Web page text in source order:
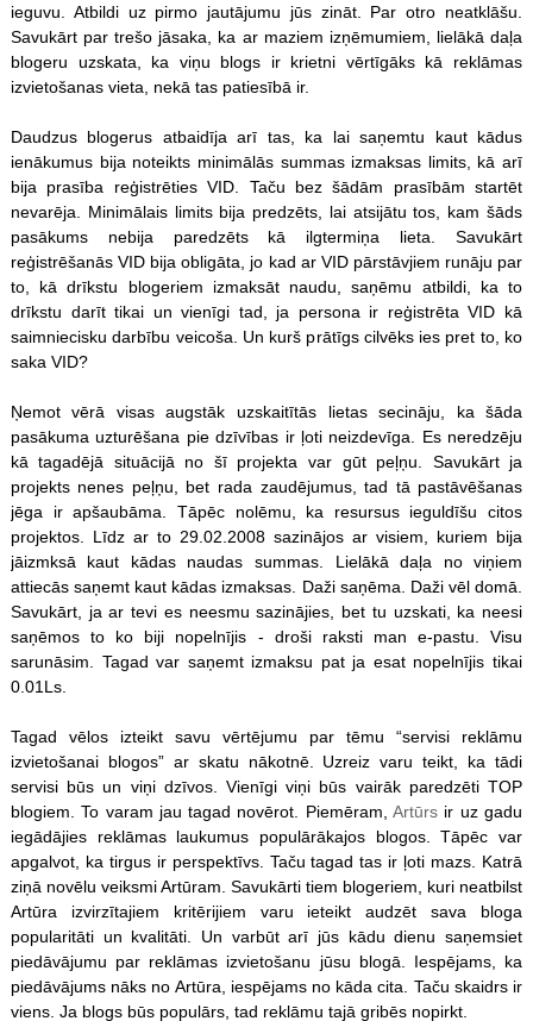
ieguvu. Atbildi uz pirmo jautājumu jūs zināt. Par otro neatklāšu.
Savukārt par trešo jāsaka, ka ar maziem izņēmumiem, lielākā daļa
blogeru uzskata, ka viņu blogs ir krietni vērtīgāks kā reklāmas
izvietošanas vieta, nekā tas patiesībā ir.
Daudzus blogerus atbaidīja arī tas, ka lai saņemtu kaut kādus
ienākumus bija noteikts minimālās summas izmaksas limits, kā arī
bija prasība reģistrēties VID. Taču bez šādām prasībām startēt
nevarēja. Minimālais limits bija predzēts, lai atsijātu tos, kam šāds
pasākums nebija paredzēts kā ilgtermiņa lieta. Savukārt
reģistrēšanās VID bija obligāta, jo kad ar VID pārstāvjiem runāju par
to, kā drīkstu blogeriem izmaksāt naudu, saņēmu atbildi, ka to
drīkstu darīt tikai un vienīgi tad, ja persona ir reģistrēta VID kā
saimniecisku darbību veicoša. Un kurš prātīgs cilvēks ies pret to, ko
saka VID?
Ņemot vērā visas augstāk uzskaitītās lietas secināju, ka šāda
pasākuma uzturēšana pie dzīvības ir ļoti neizdevīga. Es neredzēju
kā tagadējā situācijā no šī projekta var gūt peļņu. Savukārt ja
projekts nenes peļņu, bet rada zaudējumus, tad tā pastāvēšanas
jēga ir apšaubāma. Tāpēc nolēmu, ka resursus ieguldīšu citos
projektos. Līdz ar to 29.02.2008 sazinājos ar visiem, kuriem bija
jāizmksā kaut kādas naudas summas. Lielākā daļa no viņiem
attiecās saņemt kaut kādas izmaksas. Daži saņēma. Daži vēl domā.
Savukārt, ja ar tevi es neesmu sazinājies, bet tu uzskati, ka neesi
saņēmos to ko biji nopelnījis - droši raksti man e-pastu. Visu
sarunāsim. Tagad var saņemt izmaksu pat ja esat nopelnījis tikai
0.01Ls.
Tagad vēlos izteikt savu vērtējumu par tēmu “servisi reklāmu
izvietošanai blogos” ar skatu nākotnē. Uzreiz varu teikt, ka tādi
servisi būs un viņi dzīvos. Vienīgi viņi būs vairāk paredzēti TOP
blogiem. To varam jau tagad novērot. Piemēram,Artūrs ir uz gadu
iegādājies reklāmas laukumus populārākajos blogos. Tāpēc var
apgalvot, ka tirgus ir perspektīvs. Taču tagad tas ir ļoti mazs. Katrā
ziņā novēlu veiksmi Artūram. Savukārti tiem blogeriem, kuri neatbilst
Artūra izvirzītajiem kritērijiem varu ieteikt audzēt sava bloga
popularitāti un kvalitāti. Un varbūt arī jūs kādu dienu saņemsiet
piedāvājumu par reklāmas izvietošanu jūsu blogā. Iespējams, ka
piedāvājums nāks no Artūra, iespējams no kāda cita. Taču skaidrs ir
viens. Ja blogs būs populārs, tad reklāmu tajā gribēs nopirkt.